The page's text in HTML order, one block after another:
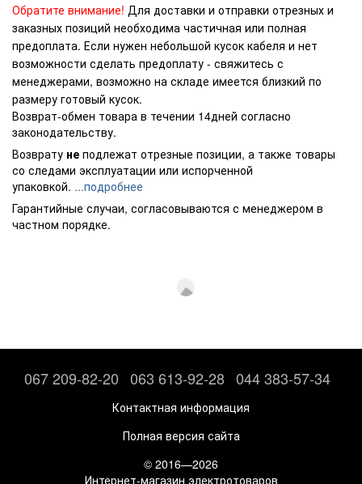
Обратите внимание! Для доставки и отправки отрезных и
заказных позиций необходима частичная или полная
предоплата. Если нужен небольшой кусок кабеля и нет
возможности сделать предоплату - свяжитесь с
менеджерами, возможно на складе имеется близкий по
размеру готовый кусок.
Возврат-обмен товара в течении 14дней согласно
законодательству.
Возврату не подлежат отрезные позиции, а также товары
со следами эксплуатации или испорченной
упаковкой. ...подробнее
Гарантийные случаи, согласовываются с менеджером в
частном порядке.
067 209-82-20 063 613-92-28 044 383-57-34
Контактная информация
Полная версия сайта
© 2016—2026
Интернет-магазин электротоваров